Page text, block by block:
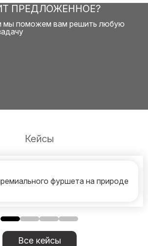
ПРЕДЛОЖЕННОЕ?
мы поможем вам решить любую
Кейсы
фуршета на природе
Все кейсы